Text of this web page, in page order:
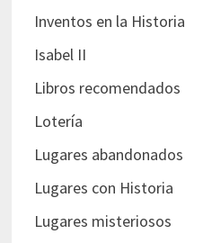
Inventos en la Historia
Isabel II
Libros recomendados
Lotería
Lugares abandonados
Lugares con Historia
Lugares misteriosos